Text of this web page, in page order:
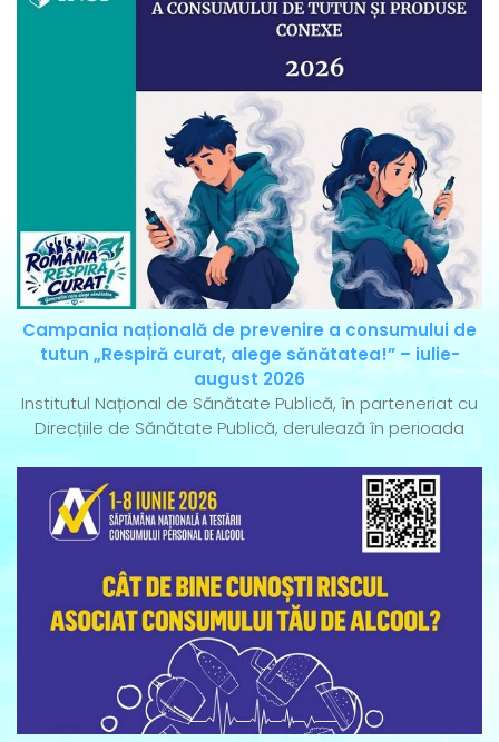
Campania națională de prevenire a consumului de
tutun „Respiră curat, alege sănătatea!” – iulie-
august 2026
Institutul Național de Sănătate Publică, în parteneriat cu
Direcțiile de Sănătate Publică, derulează în perioada